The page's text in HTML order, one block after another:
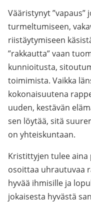
Vääristynyt ”vapaus”
turmeltumiseen,
riistäytymiseen
”rakkautta” vaan
kunnioitusta,
toimimista. Vaikka
kokonaisuutena
uuden, kestävän
sen löytää, sitä
on yhteiskuntaan.
Kristittyjen tulee
osoittaa uhrautuvaa
hyvää ihmisille ja
jokaisesta hyvästä